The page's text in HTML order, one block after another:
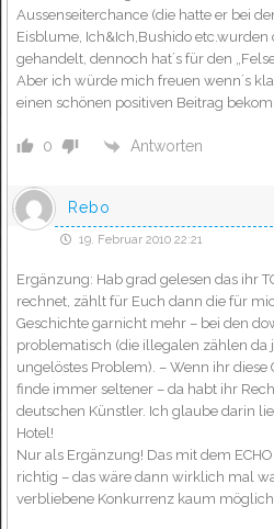
Aussenseiterchance (die hatte er bei
Eisblume, Ich&Ich,Bushido etc.wurden
gehandelt, dennoch hat´s für den
Aber ich würde mich freuen wenn´s
einen schönen positiven Beitrag
0 Antworten
Rebo
19. Februar 2010 22:21
Ergänzung: Hab grad gelesen das ihr
rechnet, zählt für Euch dann die für
Geschichte garnicht mehr – bei den
problematisch (die illegalen zählen da
ungelöstes Problem). – Wenn ihr
finde immer seltener – da habt ihr
deutschen Künstler. Ich glaube darin
Hotel!
Nur als Ergänzung! Das mit dem
richtig – das wäre dann wirklich mal
verbliebene Konkurrenz kaum